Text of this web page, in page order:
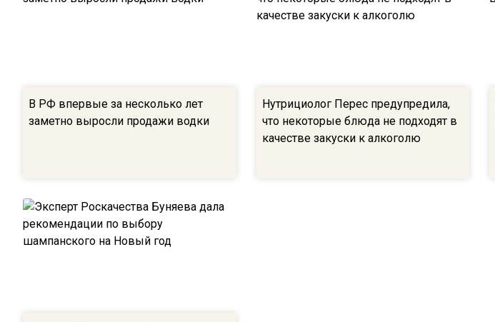
В РФ впервые за несколько лет
заметно выросли продажи водки
Нутрициолог Перес предупредила,
что некоторые блюда не подходят в
качестве закуски к алкоголю